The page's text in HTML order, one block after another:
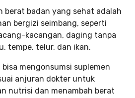
berat badan yang sehat adalah
bergizi seimbang, seperti
kacangan, daging tanpa
tempe, telur, dan ikan.
mengonsumsi suplemen
anjuran dokter untuk
nutrisi dan menambah berat